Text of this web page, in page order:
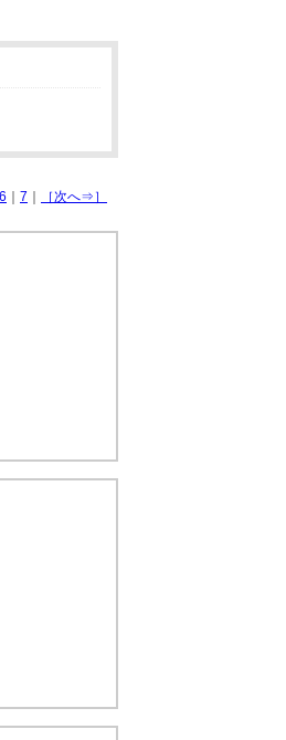
6 7 ［次へ⇒］